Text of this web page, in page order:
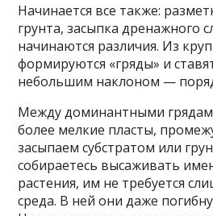
Начинается все также:
грунта, засыпка дренажного
начинаются различия. Из
формируются «гряды» и
небольшим наклоном —
Между доминантными
более мелкие пласты,
засыпаем субстратом или
собираетесь высаживать
растения, им не требуется
среда. В ней они даже